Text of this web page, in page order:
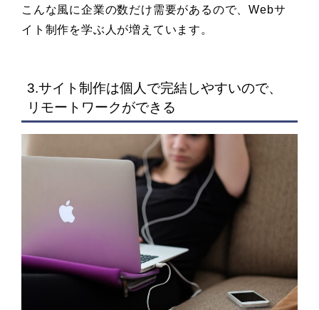
こんな風に企業の数だけ需要があるので、Webサ
イト制作を学ぶ人が増えています。
3.サイト制作は個人で完結しやすいので、
リモートワークができる